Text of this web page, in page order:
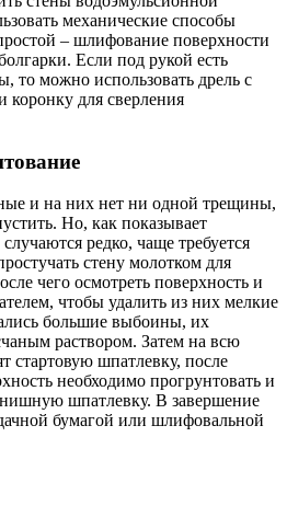
механические способы
– шлифование поверхности
Если под рукой есть
то можно использовать дрель с
коронку для сверления
и на них нет ни одной трещины,
Но, как показывает
редко, чаще требуется
стену молотком для
чего осмотреть поверхность и
чтобы удалить из них мелкие
большие выбоины, их
раствором. Затем на всю
стартовую шпатлевку, после
необходимо прогрунтовать и
шпатлевку. В завершение
бумагой или шлифовальной